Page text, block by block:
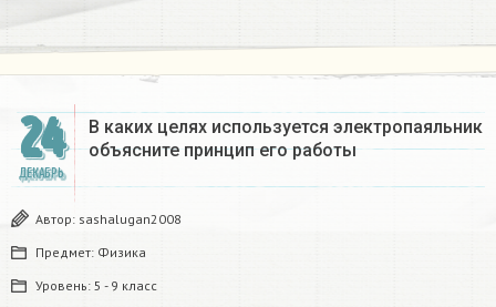
24
ДЕКАБРЬ
В каких целях используется электропаяльник
объясните принцип его работы​
Автор: sashalugan2008
Предмет: Физика
Уровень: 5 - 9 класс